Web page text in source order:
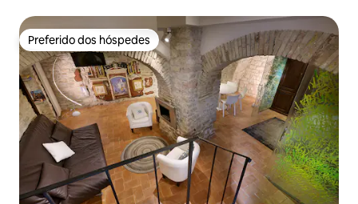
Preferido dos hóspedes
Preferido dos hóspedes